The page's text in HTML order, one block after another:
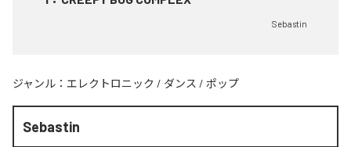
Sebastin
ジャンル： エレクトロニック / ダンス / ポップ
Sebastin